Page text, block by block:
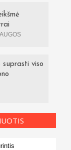
suprasti viso